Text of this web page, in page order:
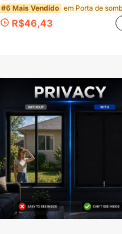
#6 Mais Vendido
R$46,43